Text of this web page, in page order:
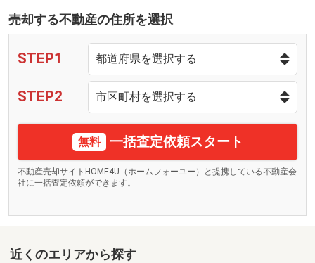
売却する不動産の住所を選択
STEP1
STEP2
無料 一括査定依頼スタート
不動産売却サイトHOME4U（ホームフォーユー）と提携している不動産会
社に一括査定依頼ができます。
近くのエリアから探す